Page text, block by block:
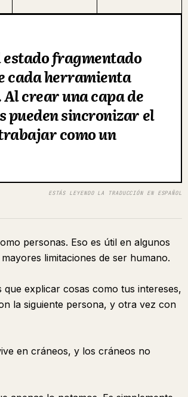
fragmentado
cada herramienta
crear una capa de
pueden sincronizar el
como un
ESTÁS LEYENDO LA TRADUCCIÓN EN ESPAÑOL
personas. Eso es útil en algunos
limitaciones de ser humano.
explicar cosas como tus intereses,
la siguiente persona, y otra vez con
en cráneos, y los cráneos no